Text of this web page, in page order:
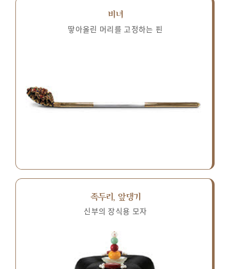
비녀
땋아올린 머리를 고정하는 핀
족두리, 앞댕기
신부의 장식용 모자